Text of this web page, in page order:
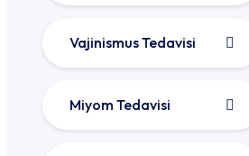
Vajinismus Tedavisi
Miyom Tedavisi